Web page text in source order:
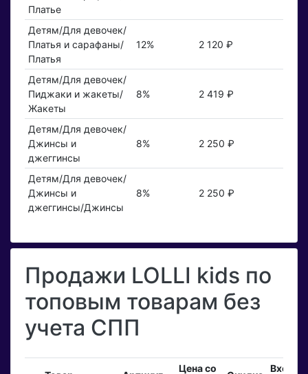
Платье
Детям/Для девочек/
Платья и сарафаны/
Платья
12% 2 120 ₽
Детям/Для девочек/
Пиджаки и жакеты/
Жакеты
8% 2 419 ₽
Детям/Для девочек/
Джинсы и
джеггинсы
8% 2 250 ₽
Детям/Для девочек/
Джинсы и
джеггинсы/Джинсы
8% 2 250 ₽
Продажи LOLLI kids по
топовым товарам без
учета СПП
Цена со